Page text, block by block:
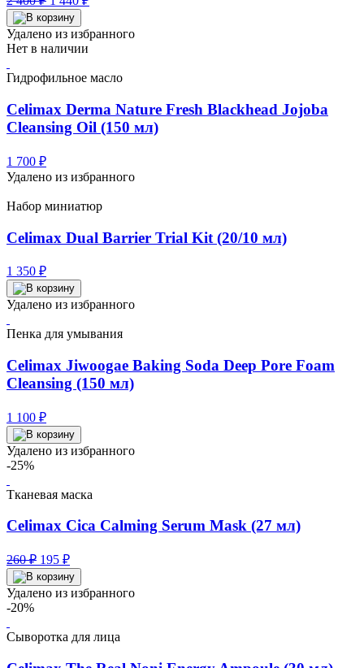
цена
составляла
2
1
440 ₽.
Удалено из избранного
Нет в наличии
Гидрофильное масло
Celimax Derma Nature Fresh Blackhead Jojoba
Cleansing Oil (150 мл)
1 700 ₽
Удалено из избранного
Набор миниатюр
Celimax Dual Barrier Trial Kit (20/10 мл)
1 350 ₽
Удалено из избранного
Пенка для умывания
Celimax Jiwoogae Baking Soda Deep Pore Foam
Cleansing (150 мл)
1 100 ₽
Удалено из избранного
-25%
Тканевая маска
Celimax Cica Calming Serum Mask (27 мл)
260₽ Первоначальная
цена
составляла
195 ₽Текущая
цена:
195 ₽.
Удалено из избранного
-20%
Сыворотка для лица